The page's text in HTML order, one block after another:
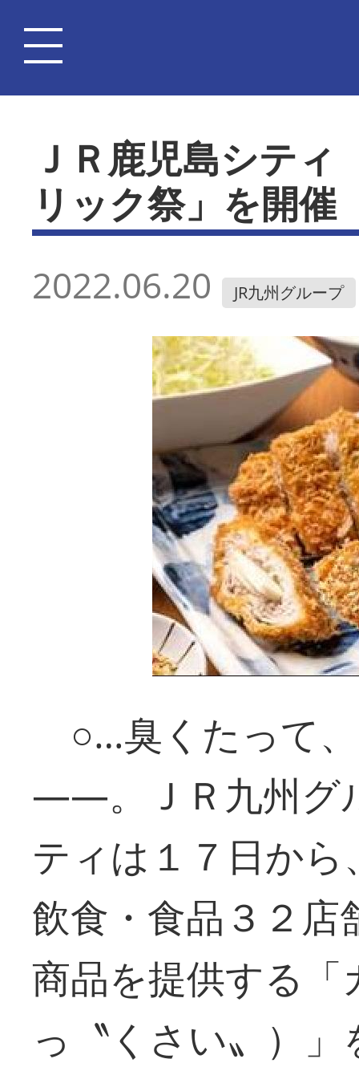
ＪＲ鹿児島シテ
リック祭」を開催
2022.06.20 JR九州グループ
○…臭くたって
――。ＪＲ九州グ
ティは１７日か
飲食・食品３２
商品を提供する
っ〝くさい〟）